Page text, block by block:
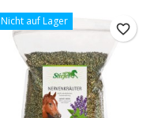
Nicht auf Lager
favorite_border